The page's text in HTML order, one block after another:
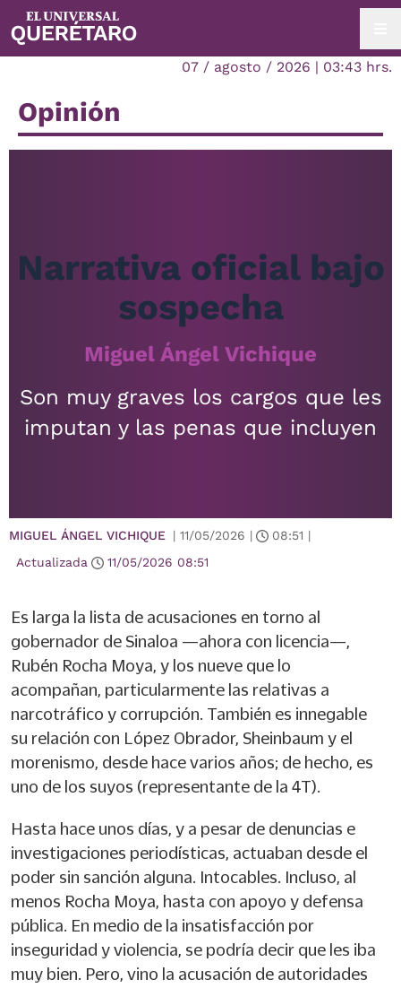
07 / agosto / 2026 | 03:43 hrs.
Opinión
Narrativa oficial bajo
sospecha
Miguel Ángel Vichique
Son muy graves los cargos que les
imputan y las penas que incluyen
MIGUEL ÁNGEL VICHIQUE | 11/05/2026 | 08:51 |
Actualizada
11/05/2026 08:51
Es larga la lista de acusaciones en torno al
gobernador de Sinaloa —ahora con licencia—,
Rubén Rocha Moya, y los nueve que lo
acompañan, particularmente las relativas a
narcotráfico y corrupción. También es innegable
su relación con López Obrador, Sheinbaum y el
morenismo, desde hace varios años; de hecho, es
uno de los suyos (representante de la 4T).
Hasta hace unos días, y a pesar de denuncias e
investigaciones periodísticas, actuaban desde el
poder sin sanción alguna. Intocables. Incluso, al
menos Rocha Moya, hasta con apoyo y defensa
pública. En medio de la insatisfacción por
inseguridad y violencia, se podría decir que les iba
muy bien. Pero, vino la acusación de autoridades